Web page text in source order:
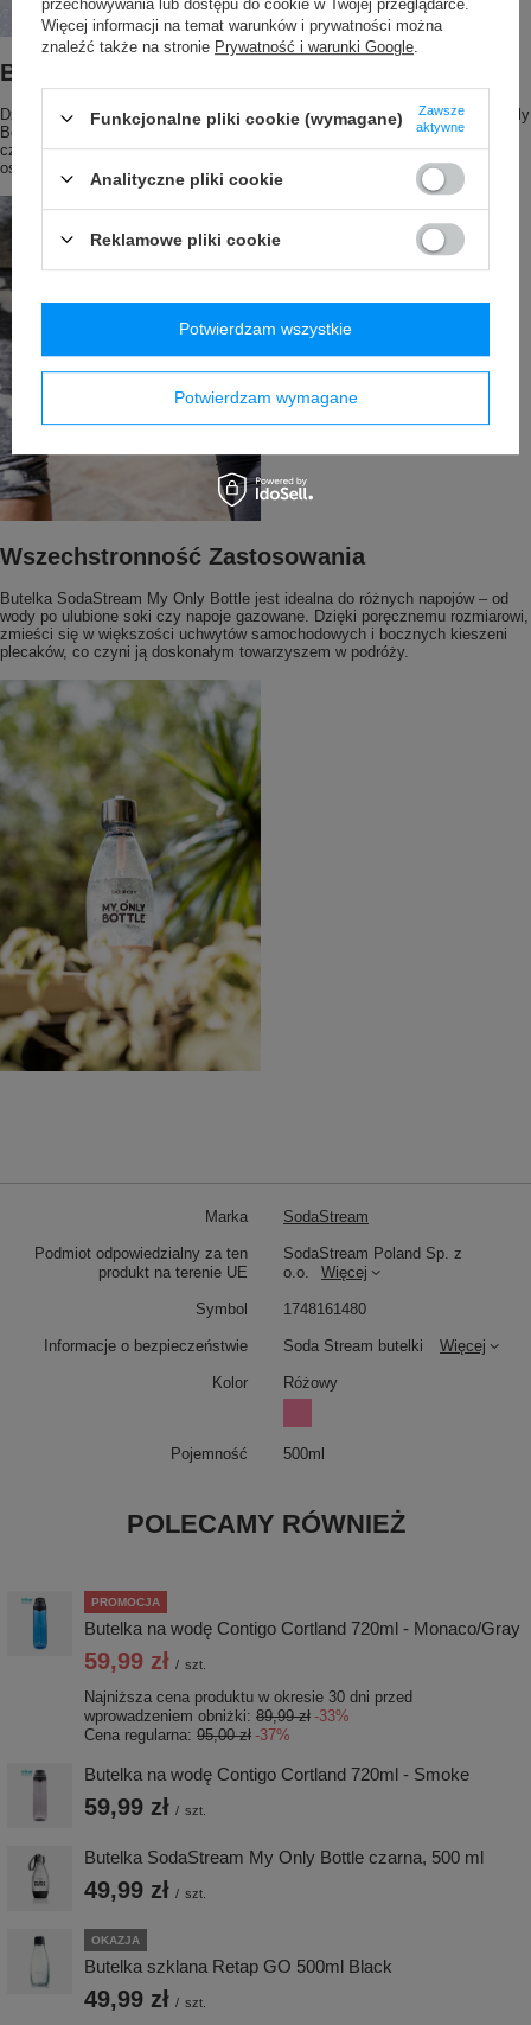
Bezpieczeństwo i Higiena
Dzięki zastosowaniu bezpiecznych materiałów, butelka SodaStream My Only
Bottle jest wolna od szkodliwych substancji, takich jak BPA. Łatwa do
czyszczenia, zapewnia higieniczne użytkowanie każdego dnia. Idealna dla
osób ceniących zdrowie i bezpieczeństwo.
Wszechstronność Zastosowania
Butelka SodaStream My Only Bottle jest idealna do różnych napojów – od
wody po ulubione soki czy napoje gazowane. Dzięki poręcznemu rozmiarowi,
zmieści się w większości uchwytów samochodowych i bocznych kieszeni
plecaków, co czyni ją doskonałym towarzyszem w podróży.
Marka SodaStream
Podmiot odpowiedzialny za ten
produkt na terenie UE
SodaStream Poland Sp. z
o.o.
Więcej
Symbol 1748161480
Informacje o bezpieczeństwie Soda Stream butelki Więcej
Kolor Różowy
Pojemność 500ml
POLECAMY RÓWNIEŻ
PROMOCJA
Butelka na wodę Contigo Cortland 720ml - Monaco/Gray
59,99 zł / szt.
Najniższa cena produktu w okresie 30 dni przed
wprowadzeniem obniżki: 89,99 zł -33%
Cena regularna: 95,00 zł -37%
Butelka na wodę Contigo Cortland 720ml - Smoke
59,99 zł / szt.
Butelka SodaStream My Only Bottle czarna, 500 ml
49,99 zł / szt.
OKAZJA
Butelka szklana Retap GO 500ml Black
49,99 zł / szt.
przechowywania lub dostępu do cookie w Twojej przeglądarce.
Więcej informacji na temat warunków i prywatności można
znaleźć także na stronie Prywatność i warunki Google
Funkcjonalne pliki cookie (wymagane)
Zawsze
aktywne
Analityczne pliki cookie
Reklamowe pliki cookie
Potwierdzam wymagane
Potwierdzam wszystkie